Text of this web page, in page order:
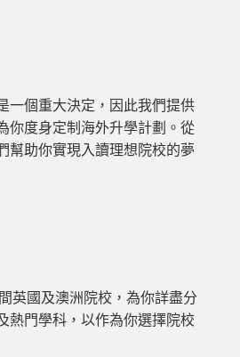
一個重大決定，因此我們提供
你度身定制海外升學計劃。從
幫助你實現入讀理想院校的夢
英國及澳洲院校，為你詳盡分
熱門學科，以作為你選擇院校